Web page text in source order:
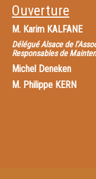
Ouverture
M. Karim KALFANE
Délégué Alsace de
Responsables de
Michel Deneken
M. Philippe KERN